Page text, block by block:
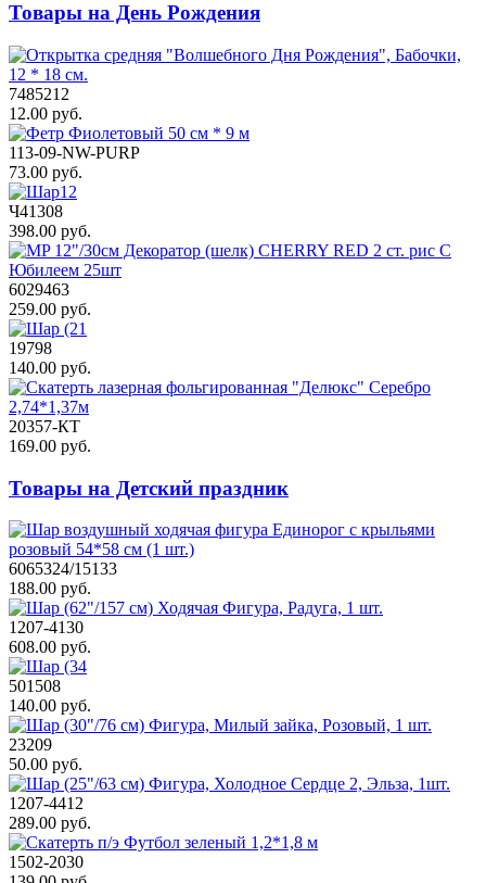
Товары на День Рождения
7485212
12.00 руб.
113-09-NW-PURP
73.00 руб.
Ч41308
398.00 руб.
6029463
259.00 руб.
19798
140.00 руб.
20357-КТ
169.00 руб.
Товары на Детский праздник
6065324/15133
188.00 руб.
1207-4130
608.00 руб.
501508
140.00 руб.
23209
50.00 руб.
1207-4412
289.00 руб.
1502-2030